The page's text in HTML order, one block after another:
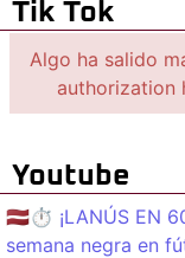
Tik Tok
Algo ha salido
authorization
Youtube
🇱🇻⏱️ ¡LANÚS EN
semana negra en